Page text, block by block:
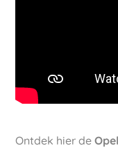
Ontdek hier de